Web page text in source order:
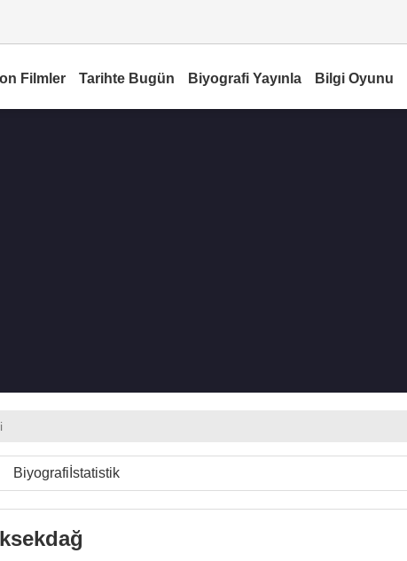
Filmler Tarihte Bugün Biyografi Yayınla Bilgi Oyunu
Biyografi İstatistik